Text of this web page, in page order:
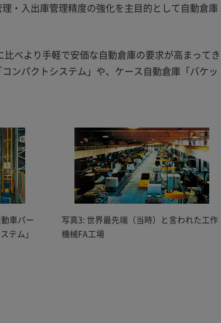
・入出庫管理精度の強化を主目的として自動倉庫
べより手軽で安価な自動倉庫の要求が高まってき
ンパクトシステム」や、ケース自動倉庫「バケッ
車パー
テム」
写真3: 世界最先端（当時）と言われた工作
機械FA工場